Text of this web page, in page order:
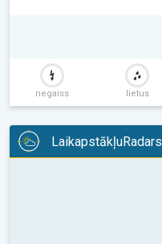
negaiss lietus
LaikapstākļuRadars